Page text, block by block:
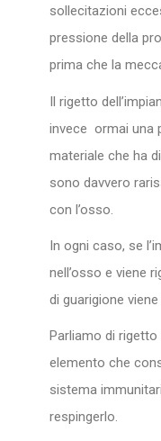
sollecitazioni
pressione della
prima che la
Il rigetto
invece ormai una
materiale che ha
sono davvero
con l’osso.
In ogni caso, se
nell’osso e viene
di guarigione
Parliamo di
elemento che
sistema
respingerlo.